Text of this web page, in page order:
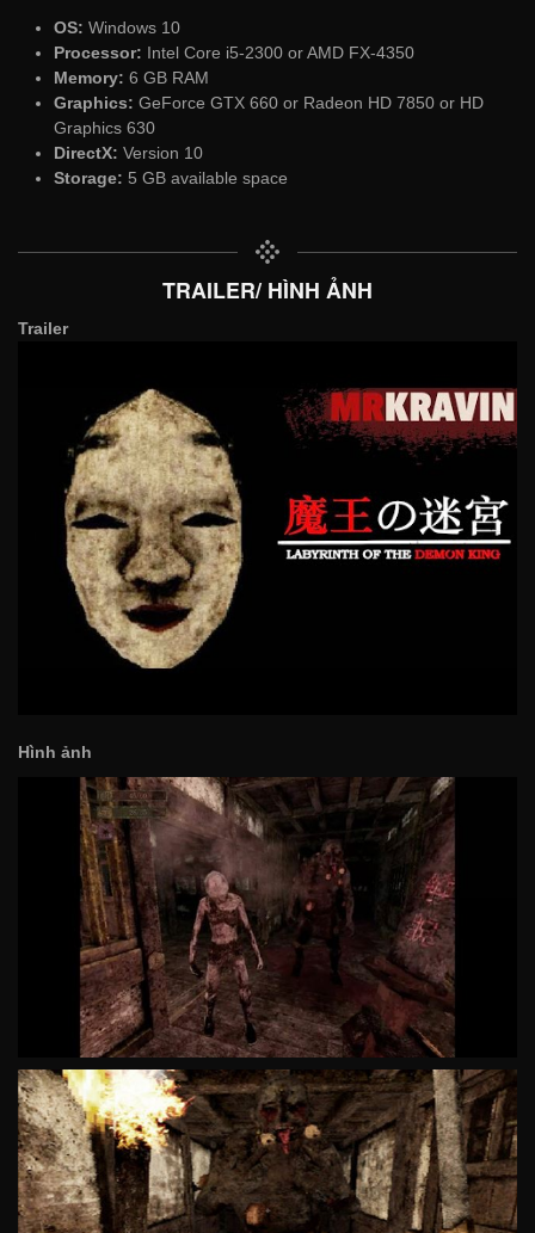
OS: Windows 10
Processor: Intel Core i5-2300 or AMD FX-4350
Memory: 6 GB RAM
Graphics: GeForce GTX 660 or Radeon HD 7850 or HD
Graphics 630
DirectX: Version 10
Storage: 5 GB available space
TRAILER/ HÌNH ẢNH
Trailer
Hình ảnh